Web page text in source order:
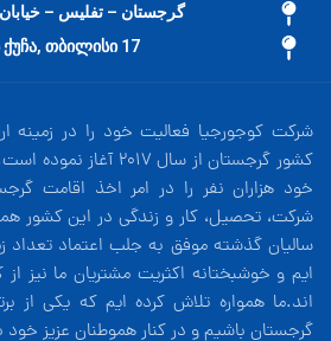
گرجستان – تفلیس – خیابان
17 პეტრე მელიქიშვილის ქუჩა, თბილისი
شرکت کوجورجیا فعالیت خود را در زمینه
کشور گرجستان از سال
خود هزاران نفر را در امر اخذ اقامت
شرکت، تحصیل، کار و زندگی در این کشور
سالیان گذشته موفق به جلب اعتماد تعداد
ایم و خوشبختانه اکثریت مشتریان ما نیز
اند.ما همواره تلاش کرده ایم که یکی از
گرجستان باشیم و در کنار هموطنان عزیز خود